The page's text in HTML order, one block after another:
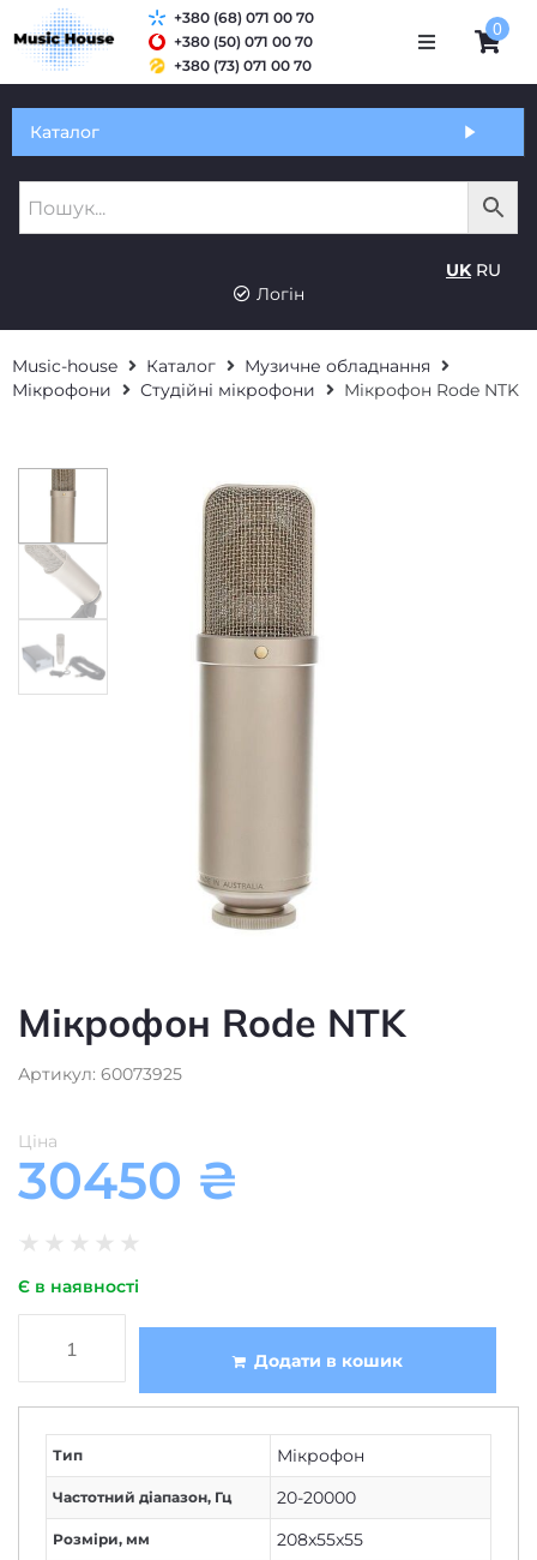
Оплата і доставка
+380 (68) 071 00 70
+380 (50) 071 00 70
+380 (73) 071 00 70
0
Каталог
UK RU
Логін
Music-house Каталог
Музичне обладнання
Мікрофони
Студійні мікрофони Мікрофон Rode NTK
Мікрофон Rode NTK
Артикул: 60073925
Ціна
30450 ₴
★ ★ ★ ★ ★
Є в наявності
Додати в кошик
Тип Мікрофон
Частотний діапазон, Гц 20-20000
Розміри, мм 208x55x55